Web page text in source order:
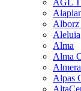
Alborz
Aleluia
Alma
Alma
Alpas